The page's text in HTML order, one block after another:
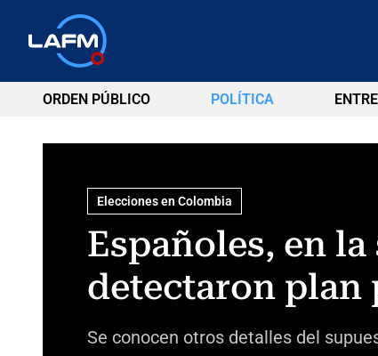
ORDEN PÚBLICO POLÍTICA
Elecciones en Colombia
Españoles, en
detectaron plan
Se conocen otros detalles del